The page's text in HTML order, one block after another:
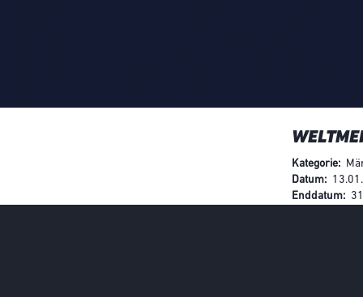
Kategorie
Datum
Enddatum